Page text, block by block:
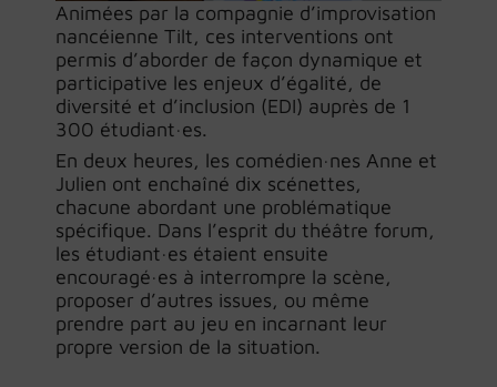
Animées par la compagnie d’improvisation
nancéienne Tilt, ces interventions ont
permis d’aborder de façon dynamique et
participative les enjeux d’égalité, de
diversité et d’inclusion (EDI) auprès de 1
300 étudiant·es.
En deux heures, les comédien·nes Anne et
Julien ont enchaîné dix scénettes,
chacune abordant une problématique
spécifique. Dans l’esprit du théâtre forum,
les étudiant·es étaient ensuite
encouragé·es à interrompre la scène,
proposer d’autres issues, ou même
prendre part au jeu en incarnant leur
propre version de la situation.